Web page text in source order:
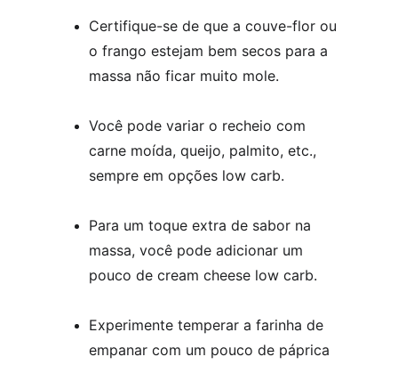
Certifique-se de que a couve-flor ou
o frango estejam bem secos para a
massa não ficar muito mole.
Você pode variar o recheio com
carne moída, queijo, palmito, etc.,
sempre em opções low carb.
Para um toque extra de sabor na
massa, você pode adicionar um
pouco de cream cheese low carb.
Experimente temperar a farinha de
empanar com um pouco de páprica